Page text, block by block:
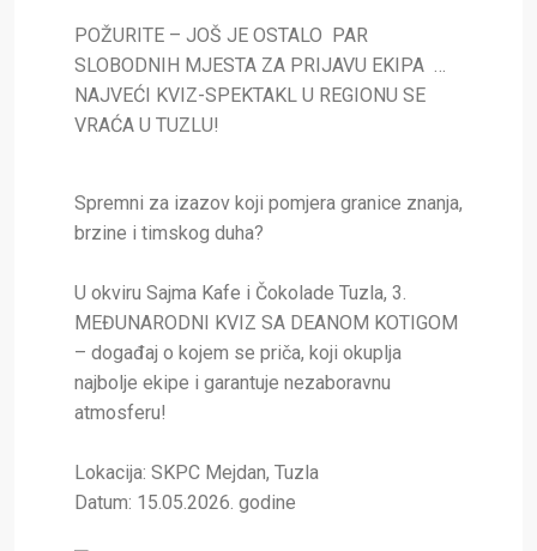
POŽURITE – JOŠ JE OSTALO PAR
SLOBODNIH MJESTA ZA PRIJAVU EKIPA …
NAJVEĆI KVIZ-SPEKTAKL U REGIONU SE
VRAĆA U TUZLU!
Spremni za izazov koji pomjera granice znanja,
brzine i timskog duha?
U okviru Sajma Kafe i Čokolade Tuzla, 3.
MEĐUNARODNI KVIZ SA DEANOM KOTIGOM
– događaj o kojem se priča, koji okuplja
najbolje ekipe i garantuje nezaboravnu
atmosferu!
Lokacija: SKPC Mejdan, Tuzla
Datum: 15.05.2026. godine